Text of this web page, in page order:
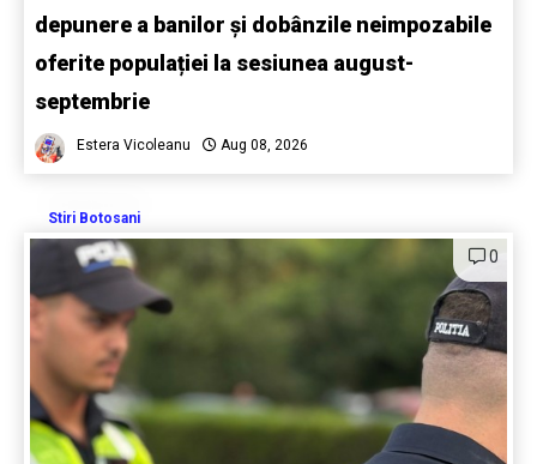
depunere a banilor și dobânzile neimpozabile
oferite populației la sesiunea august-
septembrie
Estera Vicoleanu Aug 08, 2026
Stiri Botosani
0